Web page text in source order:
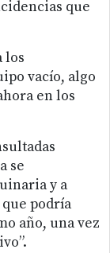
que
los
vacío, algo
en los
se
y a
podría
año, una vez